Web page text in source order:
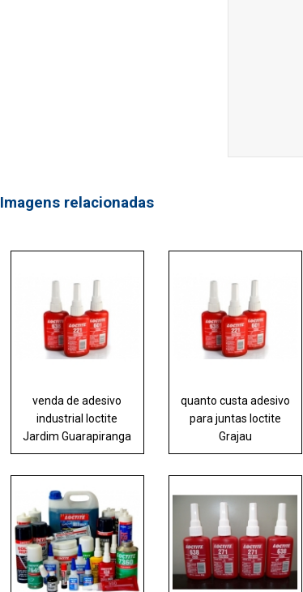
Imagens relacionadas
venda de adesivo
industrial loctite
Jardim Guarapiranga
quanto custa adesivo
para juntas loctite
Grajau